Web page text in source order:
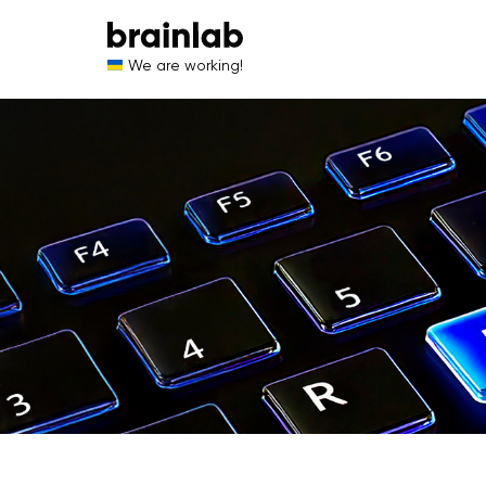
We are working!